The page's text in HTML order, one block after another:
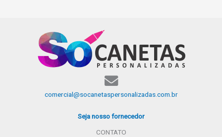
comercial@socanetaspersonalizadas.com.br
Seja nosso fornecedor
CONTATO